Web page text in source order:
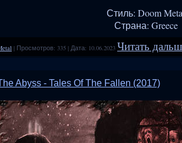
Стиль: Doom
Страна: Greece
| Просмотров: 335 | Дата: 10.06.2023 Читать
Abyss - Tales Of The Fallen (2017)